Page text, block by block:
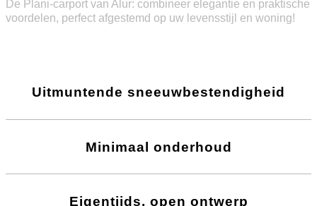
De Plani-carport van Alur: combineer elegantie en praktische
voordelen, perfect afgestemd op uw levensstijl en woning!
Uitmuntende sneeuwbestendigheid
Minimaal onderhoud
Eigentijds, open ontwerp